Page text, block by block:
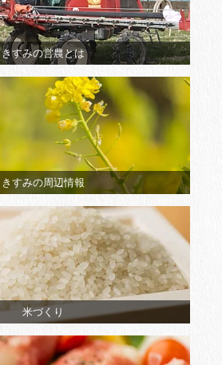
きすみの営農とは
きすみの周辺情報
米づくり